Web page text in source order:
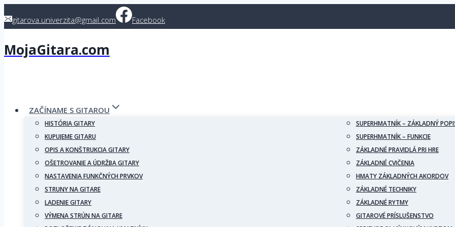
togitarova.univerzita@gmail.com Facebook
MojaGitara.com
ZAČÍNAME S GITAROU
HISTÓRIA GITARY
KUPUJEME GITARU
OPIS A KONŠTRUKCIA GITARY
OŠETROVANIE A ÚDRŽBA GITARY
NASTAVENIA FUNKČNÝCH PRVKOV
STRUNY NA GITARE
LADENIE GITARY
VÝMENA STRÚN NA GITARE
SUPERHMATNÍK – ZÁKLADNÝ
SUPERHMATNÍK – FUNKCIE
ZÁKLADNÉ PRAVIDLÁ PRI HRE
ZÁKLADNÉ CVIČENIA
HMATY ZÁKLADNÝCH AKORDOV
ZÁKLADNÉ TECHNIKY
ZÁKLADNÉ RYTMY
GITAROVÉ PRÍSLUŠENSTVO